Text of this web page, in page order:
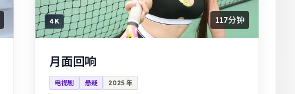
4K 117分钟
月面回响
电视剧 悬疑 2025 年